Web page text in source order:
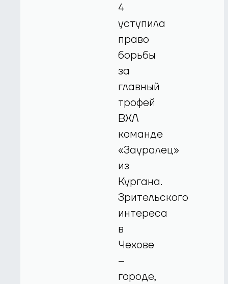
4
уступила
право
борьбы
за
главный
трофей
ВХЛ
команде
«Зауралец»
из
Кургана.
Зрительского
интереса
в
Чехове
–
городе,